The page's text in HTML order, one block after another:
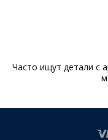
04
00
Часто ищут детали с